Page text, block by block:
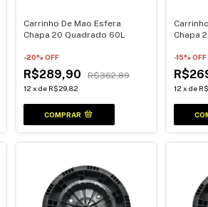
Carrinho De Mao Esfera
Chapa 20 Quadrado 60L
-20% OFF
R$289,90 R$362,89
12 x de R$29,82
Chapa
-15% OFF
12 x de